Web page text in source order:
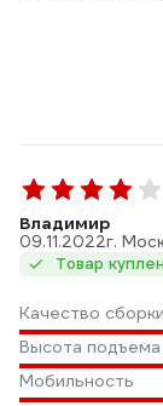
Владимир
09.11.2022г.
Товар
Качество сборки
Высота подъема
Мобильность